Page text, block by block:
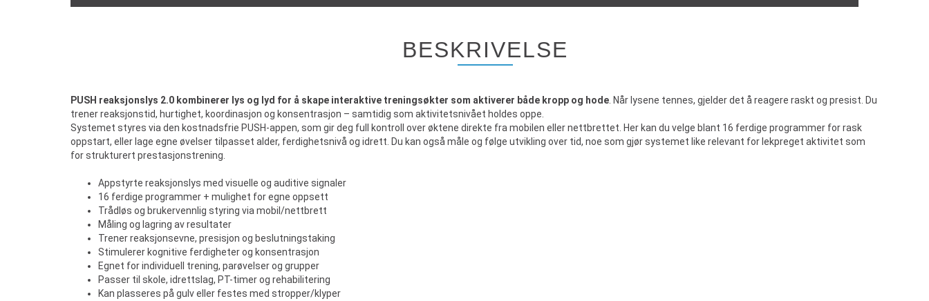
BESKRIVELSE
PUSH reaksjonslys 2.0 kombinerer lys og lyd for å skape interaktive treningsøkter som aktiverer både kropp og hode . Når lysene tennes, gjelder det å reagere raskt og presist. Du
trener reaksjonstid, hurtighet, koordinasjon og konsentrasjon – samtidig som aktivitetsnivået holdes oppe.
Systemet styres via den kostnadsfrie PUSH-appen, som gir deg full kontroll over øktene direkte fra mobilen eller nettbrettet. Her kan du velge blant 16 ferdige programmer for rask
oppstart, eller lage egne øvelser tilpasset alder, ferdighetsnivå og idrett. Du kan også måle og følge utvikling over tid, noe som gjør systemet like relevant for lekpreget aktivitet som
for strukturert prestasjonstrening.
Appstyrte reaksjonslys med visuelle og auditive signaler
16 ferdige programmer + mulighet for egne oppsett
Trådløs og brukervennlig styring via mobil/nettbrett
Måling og lagring av resultater
Trener reaksjonsevne, presisjon og beslutningstaking
Stimulerer kognitive ferdigheter og konsentrasjon
Egnet for individuell trening, parøvelser og grupper
Passer til skole, idrettslag, PT-timer og rehabilitering
Kan plasseres på gulv eller festes med stropper/klyper